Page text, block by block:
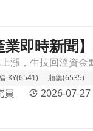
華藥穩盤走高，
業即時新聞
-KY(6541) 順藥(6535)
員 2026-07-